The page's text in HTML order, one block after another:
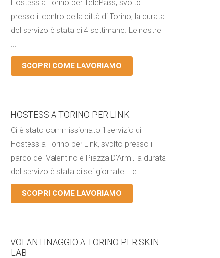
Hostess a Torino per TelePass, svolto
presso il centro della città di Torino, la durata
del servizo è stata di 4 settimane. Le nostre
...
SCOPRI COME LAVORIAMO
HOSTESS A TORINO PER LINK
Ci è stato commissionato il servizio di
Hostess a Torino per Link, svolto presso il
parco del Valentino e Piazza D'Armi, la durata
del servizo è stata di sei giornate. Le ...
SCOPRI COME LAVORIAMO
VOLANTINAGGIO A TORINO PER SKIN
LAB